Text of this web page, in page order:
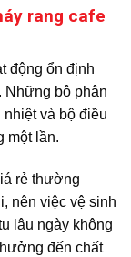
rang cafe
động ổn định
Những bộ phận
nhiệt và bộ điều
một lần.
rẻ thường
nên việc vệ sinh
lâu ngày không
đến chất